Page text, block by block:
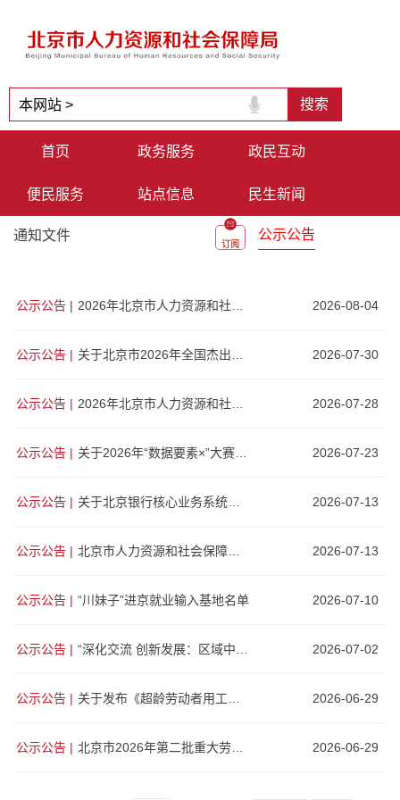
首页 政务服务 政民互动
便民服务 站点信息 民生新闻
通知文件
订阅
公示公告
公示公告 | 2026年北京市人力资源和社会保障局所属事业单位工作人员公开招聘拟聘用人员公示 2026-08-04
公示公告 | 关于北京市2026年全国杰出专业技术人才和中华技能大奖拟推荐人选的公示 2026-07-30
公示公告 | 2026年北京市人力资源和社会保障局所属事业单位招聘退役大学生士兵拟聘用人员公示 2026-07-28
公示公告 | 关于2026年“数据要素×”大赛新增人力资源赛道的公告 2026-07-23
公示公告 | 关于北京银行核心业务系统升级期间社保卡相关业务办理方式临时调整的公告 2026-07-13
公示公告 | 北京市人力资源和社会保障局关于2026年积分落户公示及落户办理有关工作的通告 2026-07-13
公示公告 | “川妹子”进京就业输入基地名单 2026-07-10
公示公告 | “深化交流 创新发展：区域中心公共就业服务方法、技术与案例”主题征文启事 2026-07-02
公示公告 | 关于发布《超龄劳动者用工协议（参考文本）》的公告 2026-06-29
公示公告 | 北京市2026年第二批重大劳动保障违法行为社会公布案例 2026-06-29